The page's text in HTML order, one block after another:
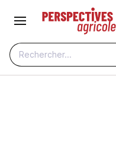
Aller au contenu principal
Rechercher...